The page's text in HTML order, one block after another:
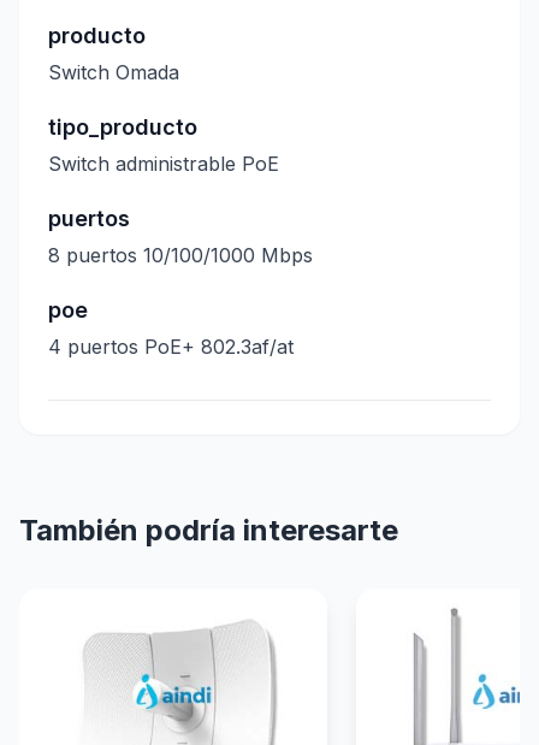
producto
Switch Omada
tipo_producto
Switch administrable PoE
puertos
8 puertos 10/100/1000 Mbps
poe
4 puertos PoE+ 802.3af/at
También podría interesarte